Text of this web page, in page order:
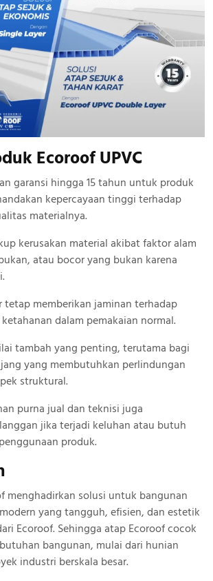
Ecoroof UPVC
garansi hingga 15 tahun untuk produk
kepercayaan tinggi terhadap
materialnya.
kerusakan material akibat faktor alam
atau bocor yang bukan karena
tetap memberikan jaminan terhadap
dalam pemakaian normal.
tambah yang penting, terutama bagi
yang membutuhkan perlindungan
struktural.
purna jual dan teknisi juga
jika terjadi keluhan atau butuh
produk.
menghadirkan solusi untuk bangunan
yang tangguh, efisien, dan estetik
Ecoroof. Sehingga atap Ecoroof cocok
bangunan, mulai dari hunian
industri berskala besar.